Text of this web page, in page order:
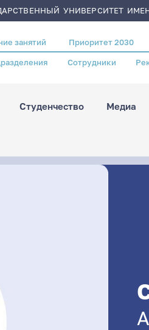
УНИВЕРСИТЕТ
занятий Приоритет 2030
Сотрудники
Студенчество Медиа